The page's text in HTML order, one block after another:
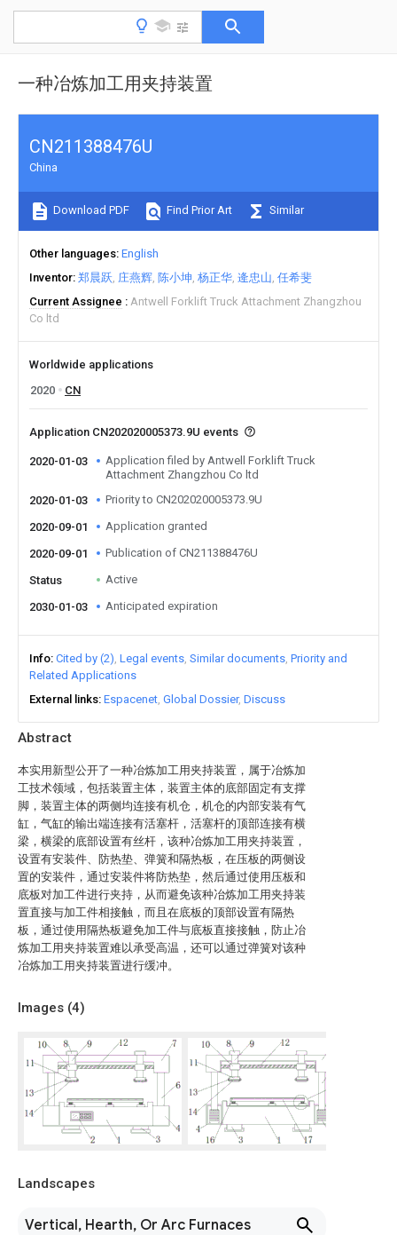
一种冶炼加工用夹持装置
Abstract
本实用新型公开了一种冶炼加工用夹持装置，属于冶炼加
工技术领域，包括装置主体，装置主体的底部固定有支撑
脚，装置主体的两侧均连接有机仓，机仓的内部安装有气
缸，气缸的输出端连接有活塞杆，活塞杆的顶部连接有横
梁，横梁的底部设置有丝杆，该种冶炼加工用夹持装置，
设置有安装件、防热垫、弹簧和隔热板，在压板的两侧设
置的安装件，通过安装件将防热垫，然后通过使用压板和
底板对加工件进行夹持，从而避免该种冶炼加工用夹持装
置直接与加工件相接触，而且在底板的顶部设置有隔热
板，通过使用隔热板避免加工件与底板直接接触，防止冶
炼加工用夹持装置难以承受高温，还可以通过弹簧对该种
冶炼加工用夹持装置进行缓冲。
Images (4)
Landscapes
Vertical, Hearth, Or Arc Furnaces
CN211388476U
China
Download PDF Find Prior Art Similar
Other languages English
Inventor 郑晨跃 庄燕辉 陈小坤 杨正华 逄忠山 任希斐
Current Assignee
Antwell Forklift Truck Attachment Zhangzhou
Co ltd
Worldwide applications
2020
CN
Application CN202020005373.9U events
2020-01-03
Application filed by Antwell Forklift Truck
Attachment Zhangzhou Co ltd
2020-01-03
Priority to CN202020005373.9U
2020-09-01 Application granted
2020-09-01 Publication of CN211388476U
Status Active
2030-01-03 Anticipated expiration
Info Cited by (2) Legal events Similar documents Priority and
Related Applications
External links Espacenet Global Dossier Discuss